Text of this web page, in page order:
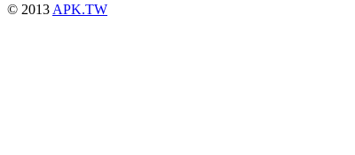
© 2013 APK.TW